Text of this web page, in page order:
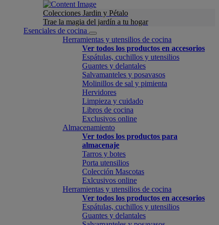
Colecciones Jardin y Pétalo
Trae la magia del jardín a tu hogar
Esenciales de cocina
Herramientas y utensilios de cocina
Ver todos los productos en accesorios
Espátulas, cuchillos y utensilios
Guantes y delantales
Salvamanteles y posavasos
Molinillos de sal y pimienta
Hervidores
Limpieza y cuidado
Libros de cocina
Exclusivos online
Almacenamiento
Ver todos los productos para
almacenaje
Tarros y botes
Porta utensilios
Colección Mascotas
Exlcusivos online
Herramientas y utensilios de cocina
Ver todos los productos en accesorios
Espátulas, cuchillos y utensilios
Guantes y delantales